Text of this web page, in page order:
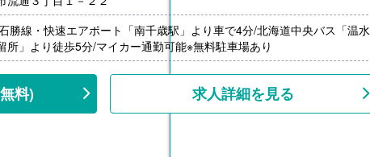
※前年度実績なし
し
勝線・快速エアポート「南千歳駅」より車で4分/北海道中央バス「温水
所」より徒歩5分/マイカー通勤可能※無料駐車場あり
料) 求人詳細を見る